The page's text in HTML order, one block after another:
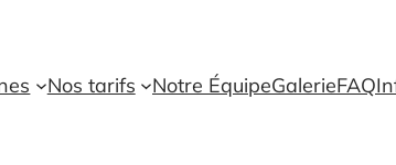
Nos tarifs Notre ÉquipeGalerieFAQ